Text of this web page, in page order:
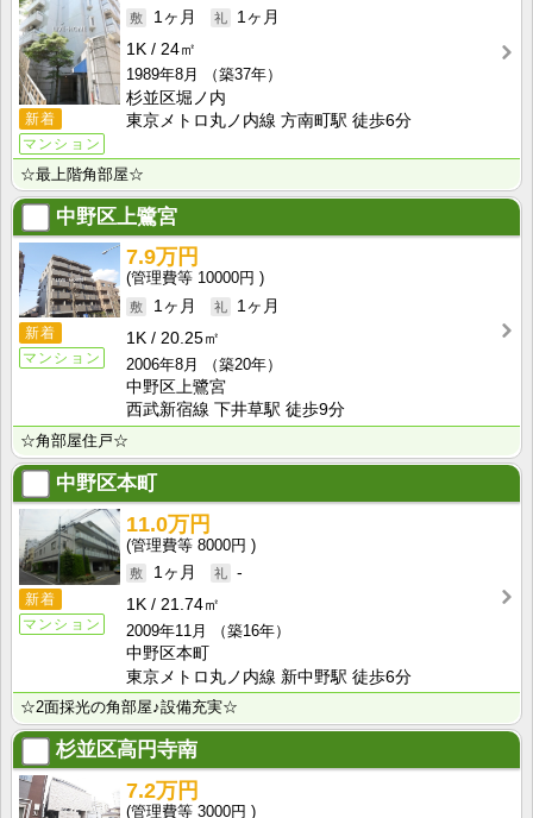
新着
マンション
1ヶ月
1ヶ月
1K
24㎡
1989年8月
（築37年）
杉並区堀ノ内
東京メトロ丸ノ内線 方南町駅 徒歩6分
☆最上階角部屋☆
中野区上鷺宮
新着
マンション
7.9万円
10000円
1ヶ月
1ヶ月
1K
20.25㎡
2006年8月
（築20年）
中野区上鷺宮
西武新宿線 下井草駅 徒歩9分
☆角部屋住戸☆
中野区本町
新着
マンション
11.0万円
8000円
1ヶ月
-
1K
21.74㎡
2009年11月
（築16年）
中野区本町
東京メトロ丸ノ内線 新中野駅 徒歩6分
☆2面採光の角部屋♪設備充実☆
杉並区高円寺南
7.2万円
3000円